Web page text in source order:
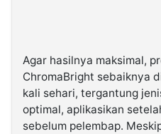
Agar hasilnya maksimal,
ChromaBright sebaiknya
kali sehari, tergantung
optimal, aplikasikan
sebelum pelembap.